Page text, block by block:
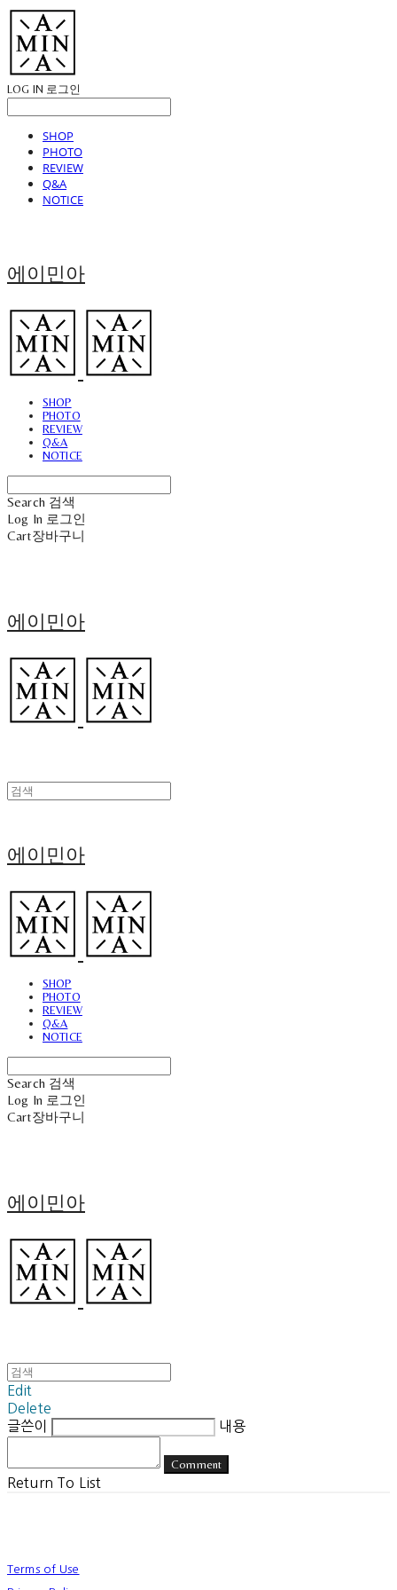
LOG IN 로그인
SHOP
PHOTO
REVIEW
Q&A
NOTICE
에이민아
SHOP
PHOTO
REVIEW
Q&A
NOTICE
Search 검색
Log In 로그인
Cart장바구니
에이민아
에이민아
SHOP
PHOTO
REVIEW
Q&A
NOTICE
Search 검색
Log In 로그인
Cart장바구니
에이민아
Edit
Delete
글쓴이
내용
Comment
Return To List
Terms of Use